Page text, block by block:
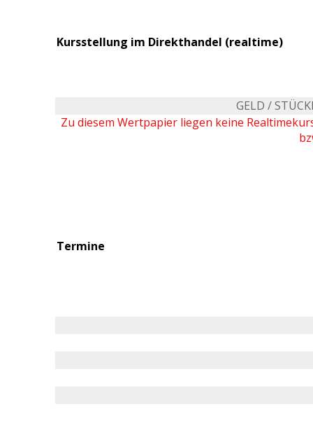
Kursstellung im Direkthandel (realtime)
GELD /
Zu diesem Wertpapier liegen keine
Termine